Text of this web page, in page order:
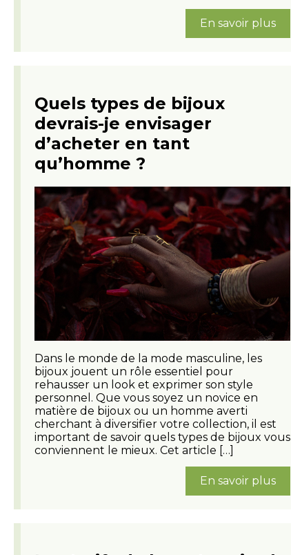
En savoir plus
Quels types de bijoux
devrais-je envisager
d’acheter en tant
qu’homme ?
Dans le monde de la mode masculine, les
bijoux jouent un rôle essentiel pour
rehausser un look et exprimer son style
personnel. Que vous soyez un novice en
matière de bijoux ou un homme averti
cherchant à diversifier votre collection, il est
important de savoir quels types de bijoux vous
conviennent le mieux. Cet article […]
En savoir plus